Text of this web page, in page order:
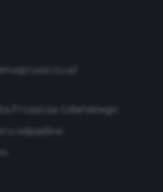
Pruszcza Gdańskiego
odpadów